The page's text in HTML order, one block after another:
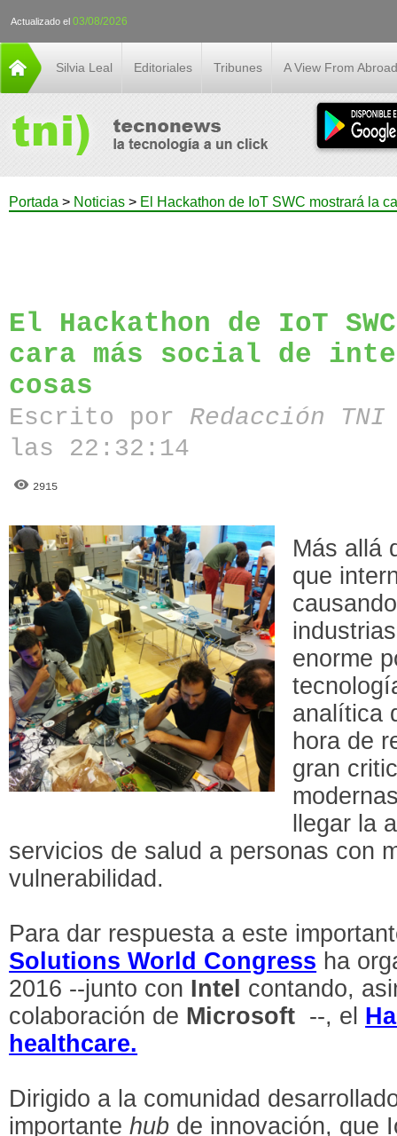
Actualizado el 03/08/2026
Silvia Leal Editoriales Tribunes A View From Abroad
Portada > Noticias > El Hackathon de IoT SWC mostrará la
El Hackathon de IoT
cara más social de
cosas
Escrito por Redacción
las 22:32:14
2915
Más allá
que
enorme
analítica
hora de
gran
llegar la
servicios de salud a personas con
vulnerabilidad.
Para dar respuesta a este
Solutions World Congress ha
2016 --junto con Intel contando,
colaboración de Microsoft --, el
healthcare.
Dirigido a la comunidad
importantehub de innovación, que